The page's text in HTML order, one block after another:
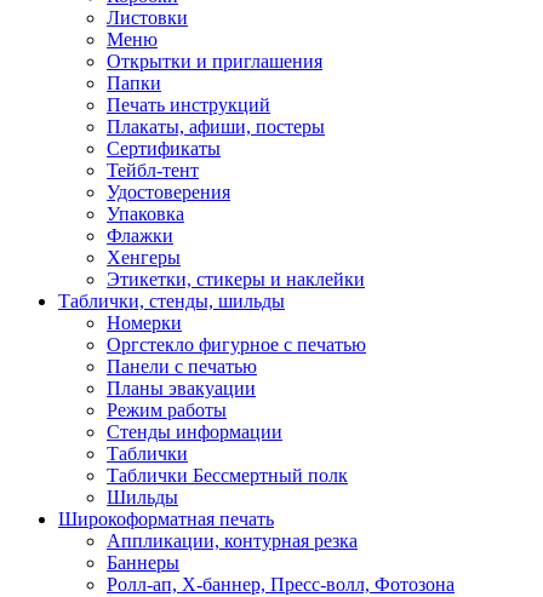
Листовки
Меню
Открытки и приглашения
Папки
Печать инструкций
Плакаты, афиши, постеры
Сертификаты
Тейбл-тент
Удостоверения
Упаковка
Флажки
Хенгеры
Этикетки, стикеры и наклейки
Таблички, стенды, шильды
Номерки
Оргстекло фигурное с печатью
Панели с печатью
Планы эвакуации
Режим работы
Стенды информации
Таблички
Таблички Бессмертный полк
Шильды
Широкоформатная печать
Аппликации, контурная резка
Баннеры
Ролл-ап, X-баннер, Пресс-волл, Фотозона